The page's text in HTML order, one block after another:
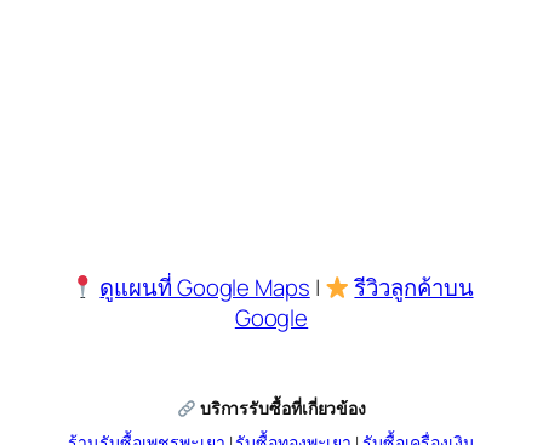
ดูแผนที่ Google Maps |
รีวิวลูกค้าบน
Google
บริการรับซื้อที่เกี่ยวข้อง